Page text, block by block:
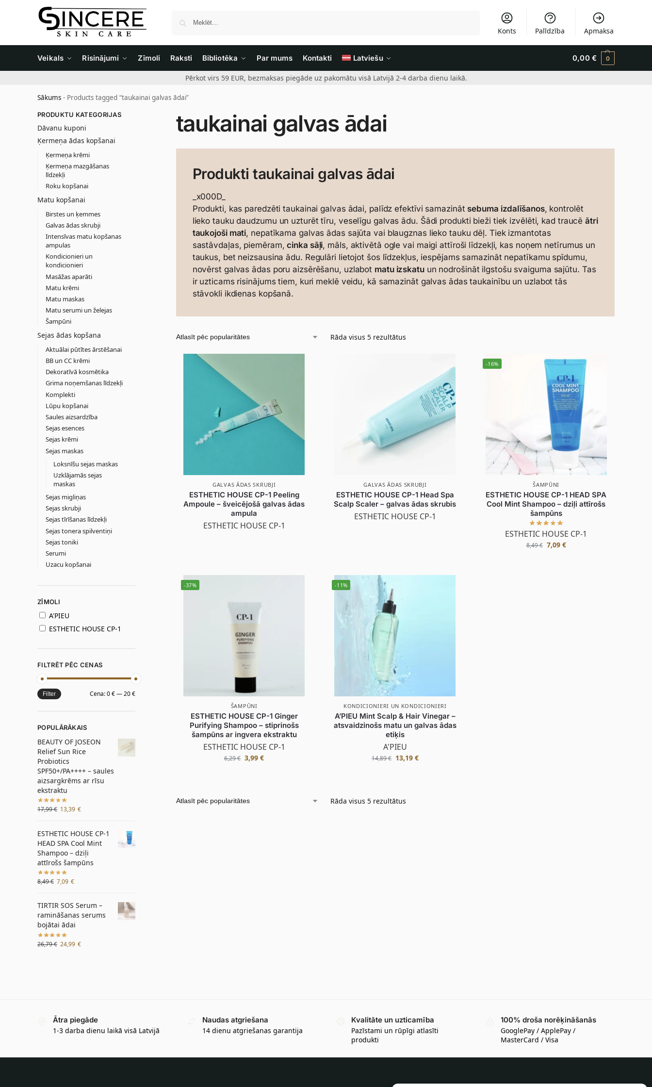
Konts Palīdzība Apmaksa
Veikals Risinājumi Zīmoli Raksti Bibliotēka Par mums Kontakti Latviešu 0,00 € 0
Pērkot virs 59 EUR, bezmaksas piegāde uz pakomātu visā Latvijā 2-4 darba dienu laikā.
Sākums - Products tagged “taukainai galvas ādai”
taukainai galvas ādai
Produkti taukainai galvas ādai
_x000D_
Produkti, kas paredzēti taukainai galvas ādai, palīdz efektīvi samazināt sebuma izdalīšanos, kontrolēt
lieko tauku daudzumu un uzturēt tīru, veselīgu galvas ādu. Šādi produkti bieži tiek izvēlēti, kad traucēātri
taukojoši mati, nepatīkama galvas ādas sajūta vai blaugznas lieko tauku dēļ. Tiek izmantotas
sastāvdaļas, piemēram,cinka sāļi, māls, aktivētā ogle vai maigi attīroši līdzekļi, kas noņem netīrumus un
taukus, bet neizsausina ādu. Regulāri lietojot šos līdzekļus, iespējams samazināt nepatīkamu spīdumu,
novērst galvas ādas poru aizsērēšanu, uzlabot matu izskatuun nodrošināt ilgstošu svaiguma sajūtu. Tas
ir uzticams risinājums tiem, kuri meklē veidu, kā samazināt galvas ādas taukainību un uzlabot tās
stāvokli ikdienas kopšanā.
Rāda visus 5 rezultātus
GALVAS ĀDAS SKRUBJI
ESTHETIC HOUSE CP-1 Peeling
Ampoule – šveicējošā galvas ādas
ampula
ESTHETIC HOUSE CP-1
GALVAS ĀDAS SKRUBJI
ESTHETIC HOUSE CP-1 Head Spa
Scalp Scaler – galvas ādas skrubis
ESTHETIC HOUSE CP-1
-16%
ŠAMPŪNI
ESTHETIC HOUSE CP-1 HEAD SPA
Cool Mint Shampoo – dziļi attīrošs
šampūns
ESTHETIC HOUSE CP-1
8,49€ 7,09 €
-37%
ŠAMPŪNI
ESTHETIC HOUSE CP-1 Ginger
Purifying Shampoo – stiprinošs
šampūns ar ingvera ekstraktu
ESTHETIC HOUSE CP-1
6,29€ 3,99€
-11%
KONDICIONIERI UN KONDICIONIERI
A’PIEU Mint Scalp & Hair Vinegar –
atsvaidzinošs matu un galvas ādas
etiķis
A'PIEU
14,89€ 13,19 €
Rāda visus 5 rezultātus
PRODUKTU KATEGORIJAS
Dāvanu kuponi
Ķermeņa ādas kopšanai
Ķermeņa krēmi
Ķermeņa mazgāšanas
līdzekļi
Roku kopšanai
Matu kopšanai
Birstes un ķemmes
Galvas ādas skrubji
Intensīvas matu kopšanas
ampulas
Kondicionieri un
kondicionieri
Masāžas aparāti
Matu krēmi
Matu maskas
Matu serumi un želejas
Šampūni
Sejas ādas kopšana
Aktuālai pūtītes ārstēšanai
BB un CC krēmi
Dekoratīvā kosmētika
Grima noņemšanas līdzekļi
Komplekti
Lūpu kopšanai
Saules aizsardzība
Sejas esences
Sejas krēmi
Sejas maskas
Loksnīšu sejas maskas
Uzklājamās sejas
maskas
Sejas migliņas
Sejas skrubji
Sejas tīrīšanas līdzekļi
Sejas tonera spilventiņi
Sejas toniki
Serumi
Uzacu kopšanai
ZĪMOLI
A'PIEU
ESTHETIC HOUSE CP-1
FILTRĒT PĒC CENAS
Filter Cena:0 €—20 €
POPULĀRĀKAIS
BEAUTY OF JOSEON
Relief Sun Rice
Probiotics
SPF50+/PA++++ – saules
aizsargkrēms ar rīsu
ekstraktu
17,99€ 13,39 €
ESTHETIC HOUSE CP-1
HEAD SPA Cool Mint
Shampoo – dziļi
attīrošs šampūns
8,49€ 7,09 €
TIRTIR SOS Serum –
ramināšanas serums
bojātai ādai
26,79€ 24,99 €
Ātra piegāde
1-3 darba dienu laikā visā Latvijā
Naudas atgriešana
14 dienu atgriešanas garantija
Kvalitāte un uzticamība
Pazīstami un rūpīgi atlasīti
produkti
100% droša norēķināšanās
GooglePay / ApplePay /
MasterCard / Visa